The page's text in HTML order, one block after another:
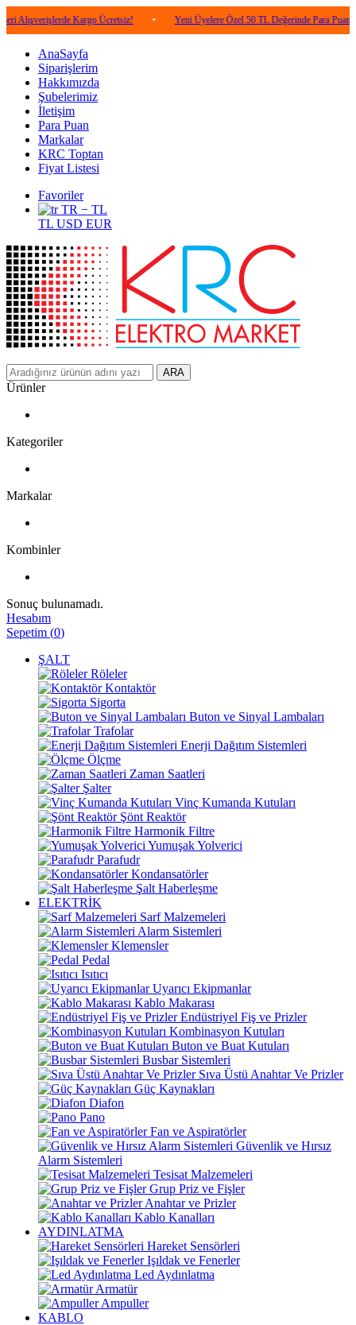
Kargo Ücretsiz! • Yeni Üyelere Özel 50 TL Değerinde Para Puan! •
AnaSayfa
Siparişlerim
Hakkımızda
Şubelerimiz
İletişim
Para Puan
Markalar
KRC Toptan
Fiyat Listesi
Favoriler
TR − TL
TL USD EUR
ARA
Ürünler
Kategoriler
Markalar
Kombinler
Sonuç bulunamadı.
Hesabım
Sepetim (0)
ŞALT
Röleler
Kontaktör
Sigorta
Buton ve Sinyal Lambaları
Trafolar
Enerji Dağıtım Sistemleri
Ölçme
Zaman Saatleri
Şalter
Vinç Kumanda Kutuları
Şönt Reaktör
Harmonik Filtre
Yumuşak Yolverici
Parafudr
Kondansatörler
Şalt Haberleşme
ELEKTRİK
Sarf Malzemeleri
Alarm Sistemleri
Klemensler
Pedal
Isıtıcı
Uyarıcı Ekipmanlar
Kablo Makarası
Endüstriyel Fiş ve Prizler
Kombinasyon Kutuları
Buton ve Buat Kutuları
Busbar Sistemleri
Sıva Üstü Anahtar Ve Prizler
Güç Kaynakları
Diafon
Pano
Fan ve Aspiratörler
Güvenlik ve Hırsız
Alarm Sistemleri
Tesisat Malzemeleri
Grup Priz ve Fişler
Anahtar ve Prizler
Kablo Kanalları
AYDINLATMA
Hareket Sensörleri
Işıldak ve Fenerler
Led Aydınlatma
Armatür
Ampuller
KABLO